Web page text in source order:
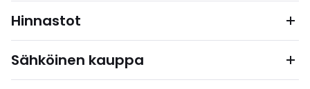
Hinnastot
Sähköinen kauppa